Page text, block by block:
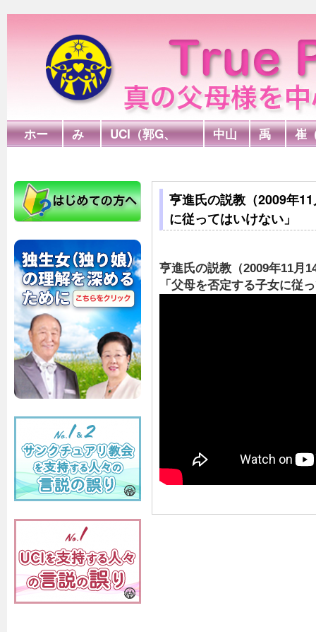
ホー
み
UCI（郭G、
中山
禹
崔
亨進氏の説教（2009年
に従ってはいけない」
亨進氏の説教（2009年11月
「父母を否定する子女に従